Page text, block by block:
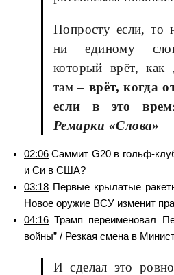
Попросту если, то
ни единому
который врёт,
там –врёт, когда
если в это
Ремарки «Слова»
02:06 Саммит G20 в гольф-
и Си в США?
03:18 Первые крылатые
Новое оружие ВСУ изменит
04:16 Трамп переименовал
войны” / Резкая смена в
И сделал это